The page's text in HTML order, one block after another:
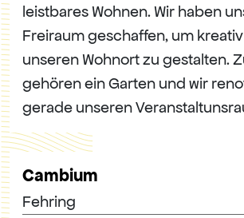
leistbares Wohnen. Wir haben
Freiraum geschaffen, um
unseren Wohnort zu gestalten.
gehören ein Garten und wir
gerade unseren
Cambium
Fehring